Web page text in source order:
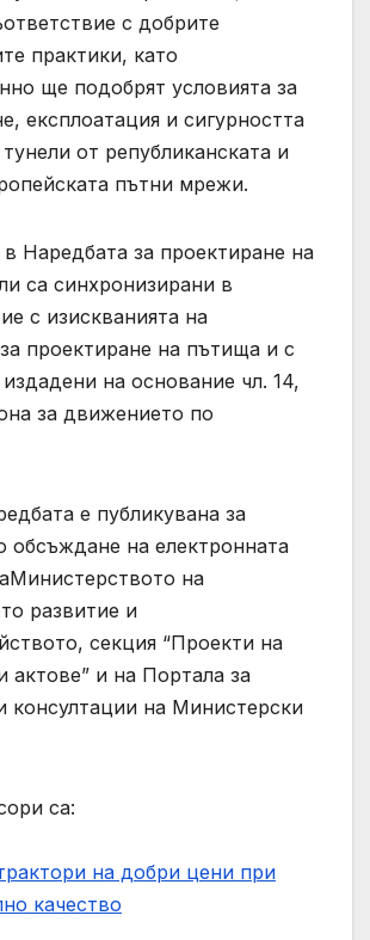
с добрите
практики, като
ще подобрят условията за
експлоатация и сигурността
от републиканската и
пътни мрежи.
Наредбата за проектиране на
са синхронизирани в
с изискванията на
проектиране на пътища и с
на основание чл. 14,
за движението по
е публикувана за
обсъждане на електронната
на
развитие и
секция “Проекти на
актове” и на Портала за
консултации на Министерски
са:
на добри цени при
качество